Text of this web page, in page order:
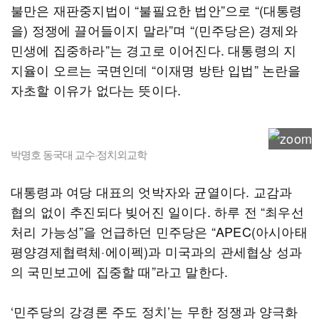
불만은 재판중지법이 “불필요한 법안”으로 “(대통령
을) 정쟁에 끌어들이지 말라”며 “(민주당은) 경제와
민생에 집중하라”는 경고로 이어진다. 대통령의 지
지율이 오르는 국면인데 “이재명 방탄 입법” 논란을
자초할 이유가 없다는 뜻이다.
박명호 동국대 교수·정치외교학
대통령과 여당 대표의 엇박자와 균열이다. 교감과
협의 없이 추진되다 빚어진 일이다. 하루 전 “최우선
처리 가능성”을 언급하던 민주당은 “APEC(아시아태
평양경제협력체·에이펙)과 미국과의 관세협상 성과
의 국민보고에 집중할 때”라고 말한다.
‘민주당의 강경론 주도 정치’는 무한 정쟁과 양극화